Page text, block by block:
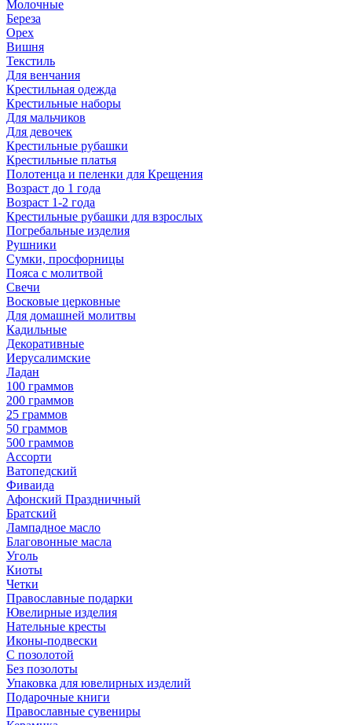
Молочные
Береза
Орех
Вишня
Текстиль
Для венчания
Крестильная одежда
Крестильные наборы
Для мальчиков
Для девочек
Крестильные рубашки
Крестильные платья
Полотенца и пеленки для Крещения
Возраст до 1 года
Возраст 1-2 года
Крестильные рубашки для взрослых
Погребальные изделия
Рушники
Сумки, просфорницы
Пояса с молитвой
Свечи
Восковые церковные
Для домашней молитвы
Кадильные
Декоративные
Иерусалимские
Ладан
100 граммов
200 граммов
25 граммов
50 граммов
500 граммов
Ассорти
Ватопедский
Фиваида
Афонский Праздничный
Братский
Лампадное масло
Благовонные масла
Уголь
Киоты
Четки
Православные подарки
Ювелирные изделия
Нательные кресты
Иконы-подвески
С позолотой
Без позолоты
Упаковка для ювелирных изделий
Подарочные книги
Православные сувениры